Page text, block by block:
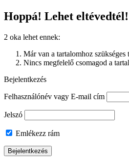
Hoppá! Lehet eltévedtél!
2 oka lehet ennek:
Már van a tartalomhoz
Nincs megfelelő csomagod a
Bejelentkezés
Felhasználónév vagy E-mail cím
Jelszó
Emlékezz rám